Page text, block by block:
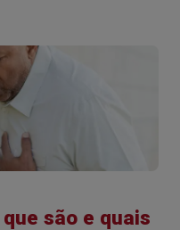
são e quais